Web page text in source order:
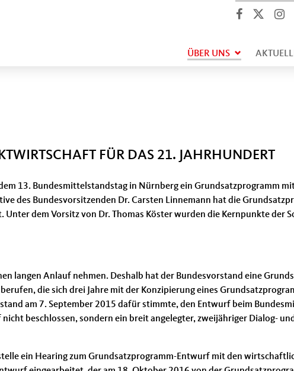
ÜBER UNS
FÜR DAS 21. JAHRHUNDERT
13. Bundesmittelstandstag in Nürnberg ein Grundsatzprogramm
des Bundesvorsitzenden Dr. Carsten Linnemann hat die
Unter dem Vorsitz von Dr. Thomas Köster wurden die Kernpunkte der
langen Anlauf nehmen. Deshalb hat der Bundesvorstand eine
die sich drei Jahre mit der Konzipierung eines
am 7. September 2015 dafür stimmte, den Entwurf beim
beschlossen, sondern ein breit angelegter, zweijähriger Dialog-
ein Hearing zum Grundsatzprogramm-Entwurf mit den